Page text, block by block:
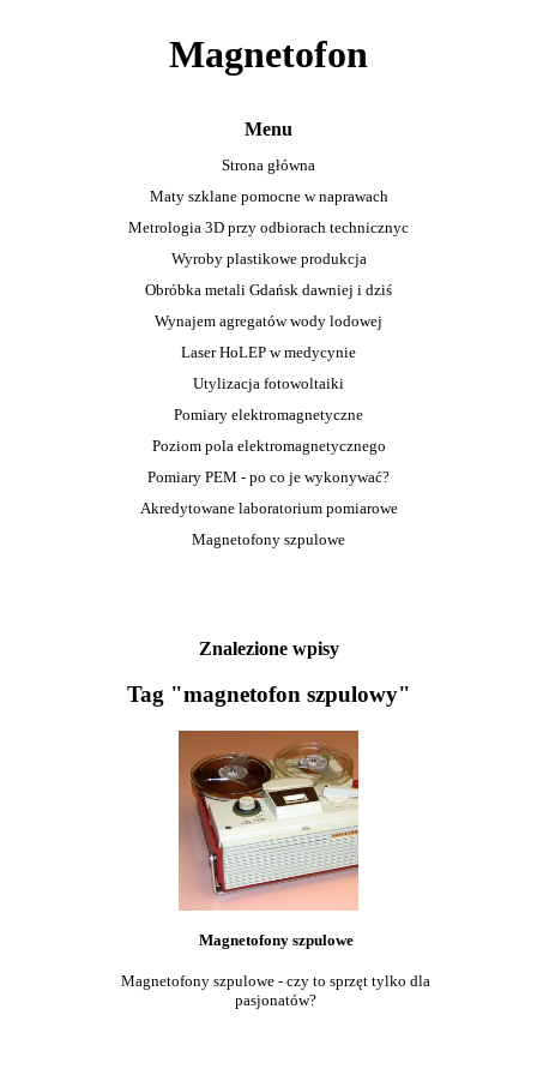
Magnetofon
Menu
Strona główna
Maty szklane pomocne w naprawach
Metrologia 3D przy odbiorach technicznyc
Wyroby plastikowe produkcja
Obróbka metali Gdańsk dawniej i dziś
Wynajem agregatów wody lodowej
Laser HoLEP w medycynie
Utylizacja fotowoltaiki
Pomiary elektromagnetyczne
Poziom pola elektromagnetycznego
Pomiary PEM - po co je wykonywać?
Akredytowane laboratorium pomiarowe
Magnetofony szpulowe
Znalezione wpisy
Tag "magnetofon szpulowy"
Magnetofony szpulowe
Magnetofony szpulowe - czy to sprzęt tylko dla
pasjonatów?